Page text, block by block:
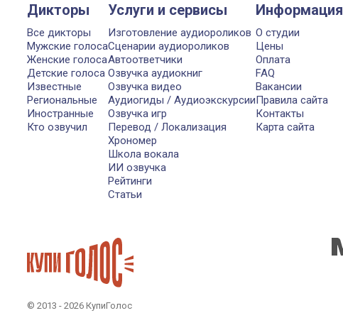
Дикторы
Все дикторы
Мужские голоса
Женские голоса
Детские голоса
Известные
Региональные
Иностранные
Кто озвучил
Услуги и сервисы
Изготовление аудиороликов
Сценарии аудиороликов
Автоответчики
Озвучка аудиокниг
Озвучка видео
Аудиогиды / Аудиоэкскурсии
Озвучка игр
Перевод / Локализация
Хрономер
Школа вокала
ИИ озвучка
Рейтинги
Статьи
Информация
О студии
Цены
Оплата
FAQ
Вакансии
Правила сайта
Контакты
Карта сайта
© 2013 - 2026 КупиГолос